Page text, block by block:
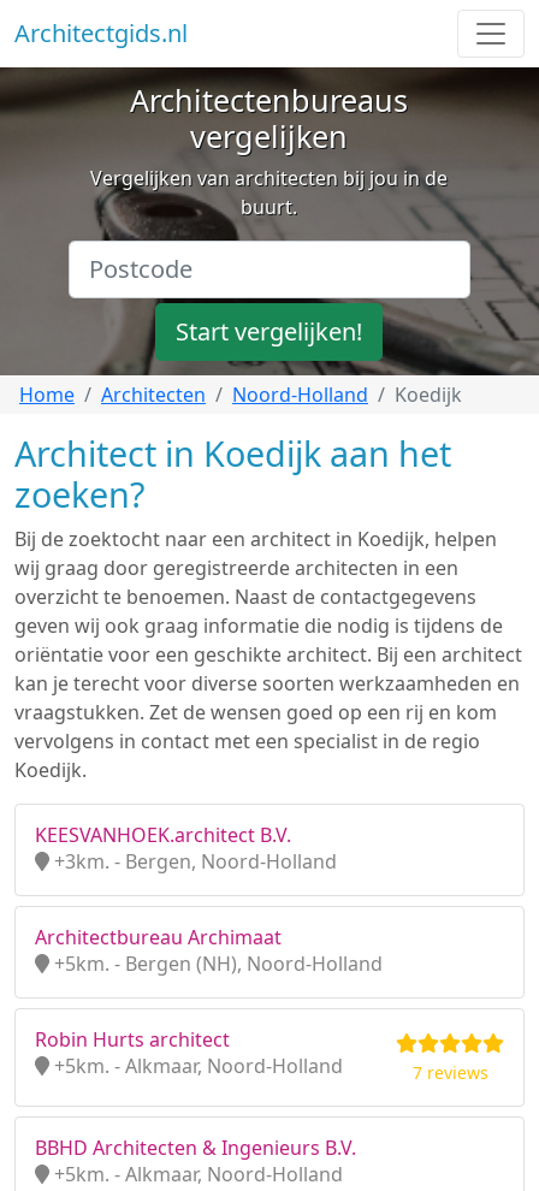
Architectgids.nl
Architectenbureaus
vergelijken
Vergelijken van architecten bij jou in de
buurt.
Start vergelijken!
Home Architecten Noord-Holland Koedijk
Architect in Koedijk aan het
zoeken?
Bij de zoektocht naar een architect in Koedijk, helpen
wij graag door geregistreerde architecten in een
overzicht te benoemen. Naast de contactgegevens
geven wij ook graag informatie die nodig is tijdens de
oriëntatie voor een geschikte architect. Bij een architect
kan je terecht voor diverse soorten werkzaamheden en
vraagstukken. Zet de wensen goed op een rij en kom
vervolgens in contact met een specialist in de regio
Koedijk.
KEESVANHOEK.architect B.V.
+3km. - Bergen, Noord-Holland
Architectbureau Archimaat
+5km. - Bergen (NH), Noord-Holland
Robin Hurts architect
+5km. - Alkmaar, Noord-Holland
7 reviews
BBHD Architecten & Ingenieurs B.V.
+5km. - Alkmaar, Noord-Holland